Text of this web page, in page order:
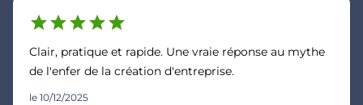
starstarstarstarstar
Clair, pratique et rapide. Une vraie réponse au mythe
de l'enfer de la création d'entreprise.
le 10/12/2025